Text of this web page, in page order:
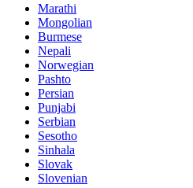
Marathi
Mongolian
Burmese
Nepali
Norwegian
Pashto
Persian
Punjabi
Serbian
Sesotho
Sinhala
Slovak
Slovenian